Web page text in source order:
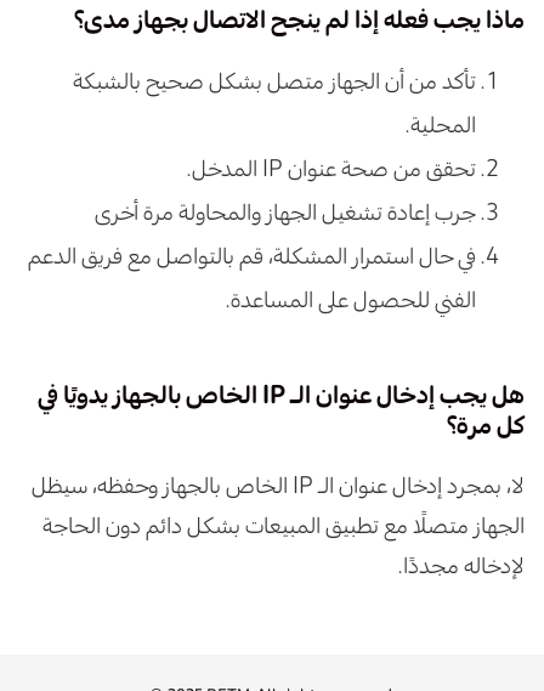
ماذا يجب فعله إذا لم ينجح الاتصال بجهاز مدى؟
تأكد من أن الجهاز متصل بشكل صحيح بالشبكة
المحلية.
تحقق من صحة عنوان IP المدخل.
جرب إعادة تشغيل الجهاز والمحاولة مرة أخرى
في حال استمرار المشكلة، قم بالتواصل مع فريق الدعم
الفني للحصول على المساعدة.
هل يجب إدخال عنوان الـ IP الخاص بالجهاز يدويًا في
كل مرة؟
لا، بمجرد إدخال عنوان الـ IP الخاص بالجهاز وحفظه، سيظل
الجهاز متصلًا مع تطبيق المبيعات بشكل دائم دون الحاجة
لإدخاله مجددًا.